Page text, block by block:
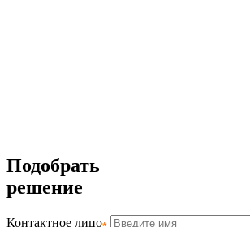
Подобрать
решение
Контактное лицо